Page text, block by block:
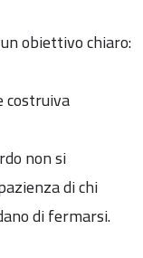
obiettivo chiaro:
costruiva
non si
di chi
di fermarsi.